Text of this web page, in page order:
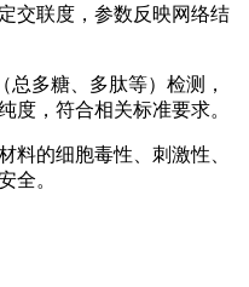
交联度，参数反映网络结
总多糖、多肽等）检测，
度，符合相关标准要求。
料的细胞毒性、刺激性、
全。